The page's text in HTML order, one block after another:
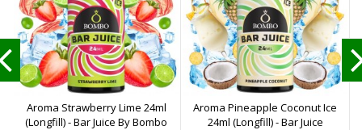
Aroma Strawberry Lime 24ml
(Longfill) - Bar Juice By Bombo
Aroma Pineapple Coconut Ice
24ml (Longfill) - Bar Juice